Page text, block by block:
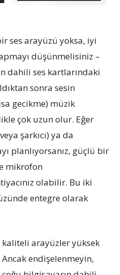
ses arayüzü yoksa, iyi
düşünmelisiniz –
dahili ses kartlarındaki
sonra sesin
gecikme) müzik
çok uzun olur. Eğer
şarkıcı) ya da
planlıyorsanız, güçlü bir
mikrofon
olabilir. Bu iki
entegre olarak
kaliteli arayüzler yüksek
endişelenmeyin,